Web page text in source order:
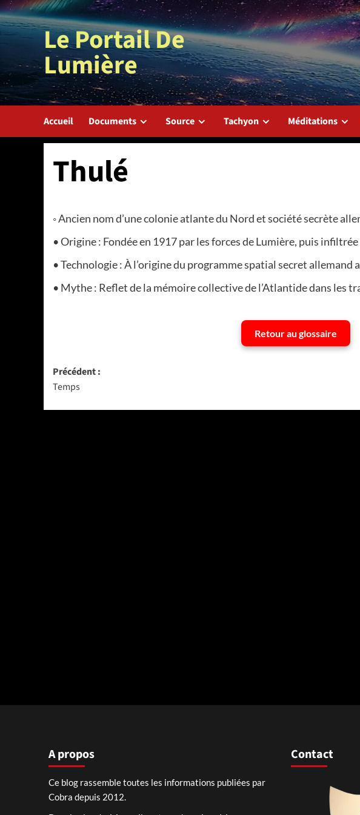
Aller
au
contenu
Le Portail De
Lumière
Accueil Documents Source Tachyon Méditations
Thulé
◦ Ancien nom d’une colonie atlante du Nord et société secrète
• Origine : Fondée en 1917 par les forces de Lumière, puis
• Technologie : À l’origine du programme spatial secret allemand
• Mythe : Reflet de la mémoire collective de l’Atlantide dans les
Retour au glossaire
Navigation
d’article
Précédent :
Temps
A propos
Ce blog rassemble toutes les informations publiées par
Cobra depuis 2012.
Contact